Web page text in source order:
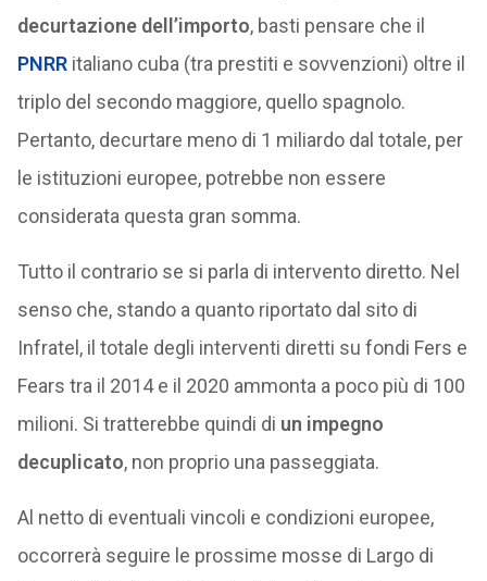
decurtazione dell’importo, basti pensare che il
PNRR italiano cuba (tra prestiti e sovvenzioni) oltre il
triplo del secondo maggiore, quello spagnolo.
Pertanto, decurtare meno di 1 miliardo dal totale, per
le istituzioni europee, potrebbe non essere
considerata questa gran somma.
Tutto il contrario se si parla di intervento diretto. Nel
senso che, stando a quanto riportato dal sito di
Infratel, il totale degli interventi diretti su fondi Fers e
Fears tra il 2014 e il 2020 ammonta a poco più di 100
milioni. Si tratterebbe quindi di un impegno
decuplicato, non proprio una passeggiata.
Al netto di eventuali vincoli e condizioni europee,
occorrerà seguire le prossime mosse di Largo di